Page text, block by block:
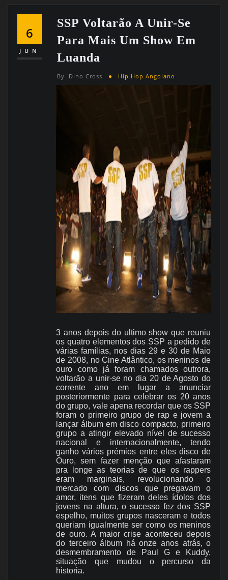
6
JUN
SSP Voltarão A Unir-Se
Para Mais Um Show Em
Luanda
By Dino Cross Hip Hop Angolano
3 anos depois do ultimo show que reuniu
os quatro elementos dos SSP a pedido de
várias famílias, nos dias 29 e 30 de Maio
de 2008, no Cine Atlântico, os meninos de
ouro como já foram chamados outrora,
voltarão a unir-se no dia 20 de Agosto do
corrente ano em lugar a anunciar
posteriormente para celebrar os 20 anos
do grupo, vale apena recordar que os SSP
foram o primeiro grupo de rap e jovem a
lançar álbum em disco compacto, primeiro
grupo a atingir elevado nível de sucesso
nacional e internacionalmente, tendo
ganho vários prémios entre eles disco de
Ouro, sem fazer menção que afastaram
pra longe as teorias de que os rappers
eram marginais, revolucionando o
mercado com discos que pregavam o
amor, itens que fizeram deles ídolos dos
jovens na altura, o sucesso fez dos SSP
espelho, muitos grupos nasceram e todos
queriam igualmente ser como os meninos
de ouro. A maior crise aconteceu depois
do terceiro álbum há onze anos atrás, o
desmembramento de Paul G e Kuddy,
situação que mudou o percurso da
historia.